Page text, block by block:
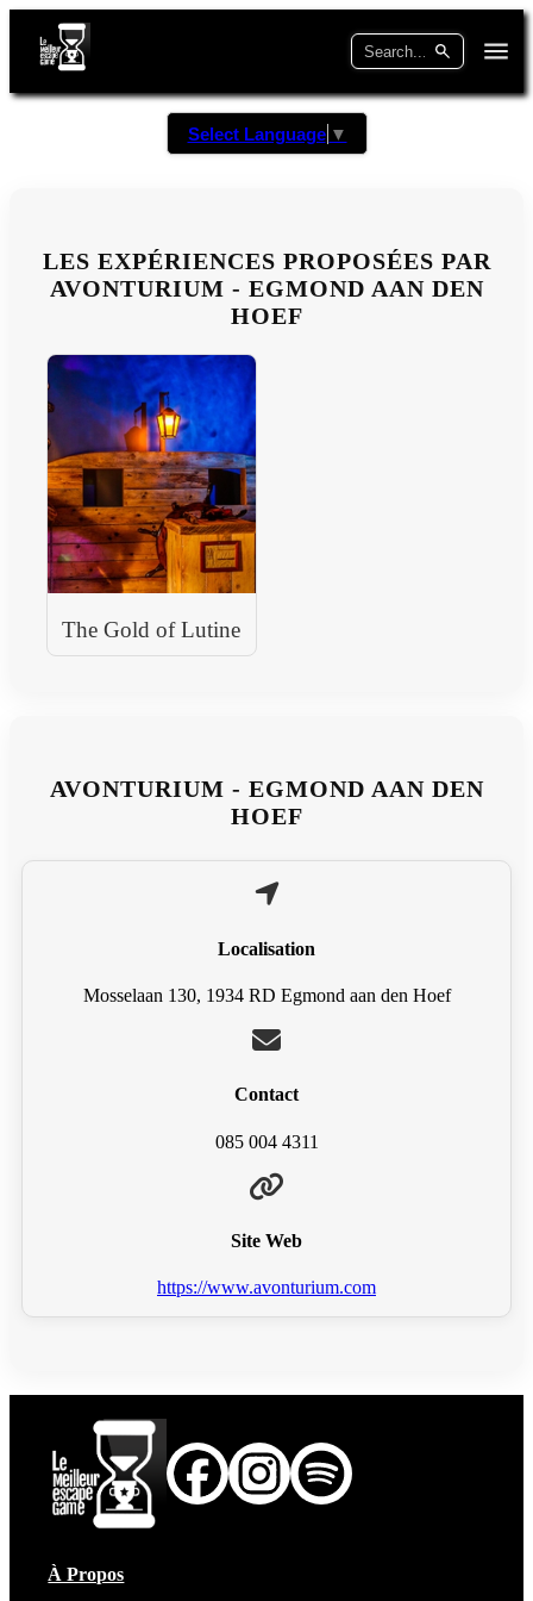
Select Language ▼
LES EXPÉRIENCES PROPOSÉES PAR
AVONTURIUM - EGMOND AAN DEN
HOEF
The Gold of Lutine
AVONTURIUM - EGMOND AAN DEN
HOEF
Localisation
Mosselaan 130, 1934 RD Egmond aan den Hoef
Contact
085 004 4311
Site Web
https://www.avonturium.com
À Propos